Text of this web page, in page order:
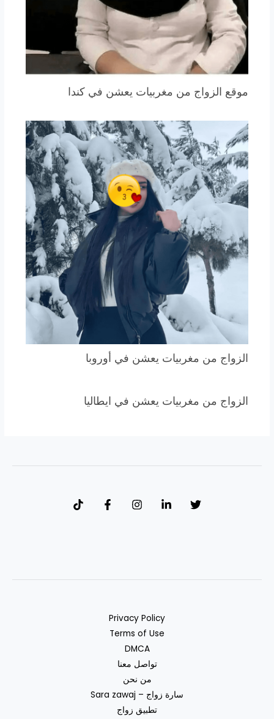
موقع الزواج من مغربيات يعشن في كندا
الزواج من مغربيات يعشن في أوروبا
الزواج من مغربيات يعشن في ايطاليا
Privacy Policy
Terms of Use
DMCA
تواصل معنا
من نحن
سارة زواج – Sara zawaj
تطبيق زواج